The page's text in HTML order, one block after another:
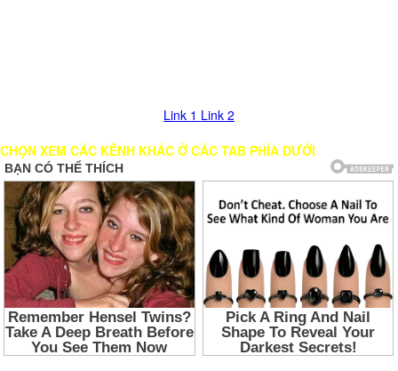
Link 1 Link 2
CHỌN XEM CÁC KÊNH KHÁC Ở CÁC TAB PHÍA DƯỚI